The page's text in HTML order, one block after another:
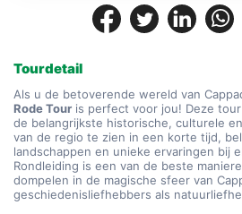
Tourdetail
Rode Tour is perfect voor jou! Deze
de belangrijkste historische, culturele
van de regio te zien in een korte tijd,
landschappen en unieke ervaringen bij
Rondleiding is een van de beste
dompelen in de magische sfeer van
geschiedenisliefhebbers als